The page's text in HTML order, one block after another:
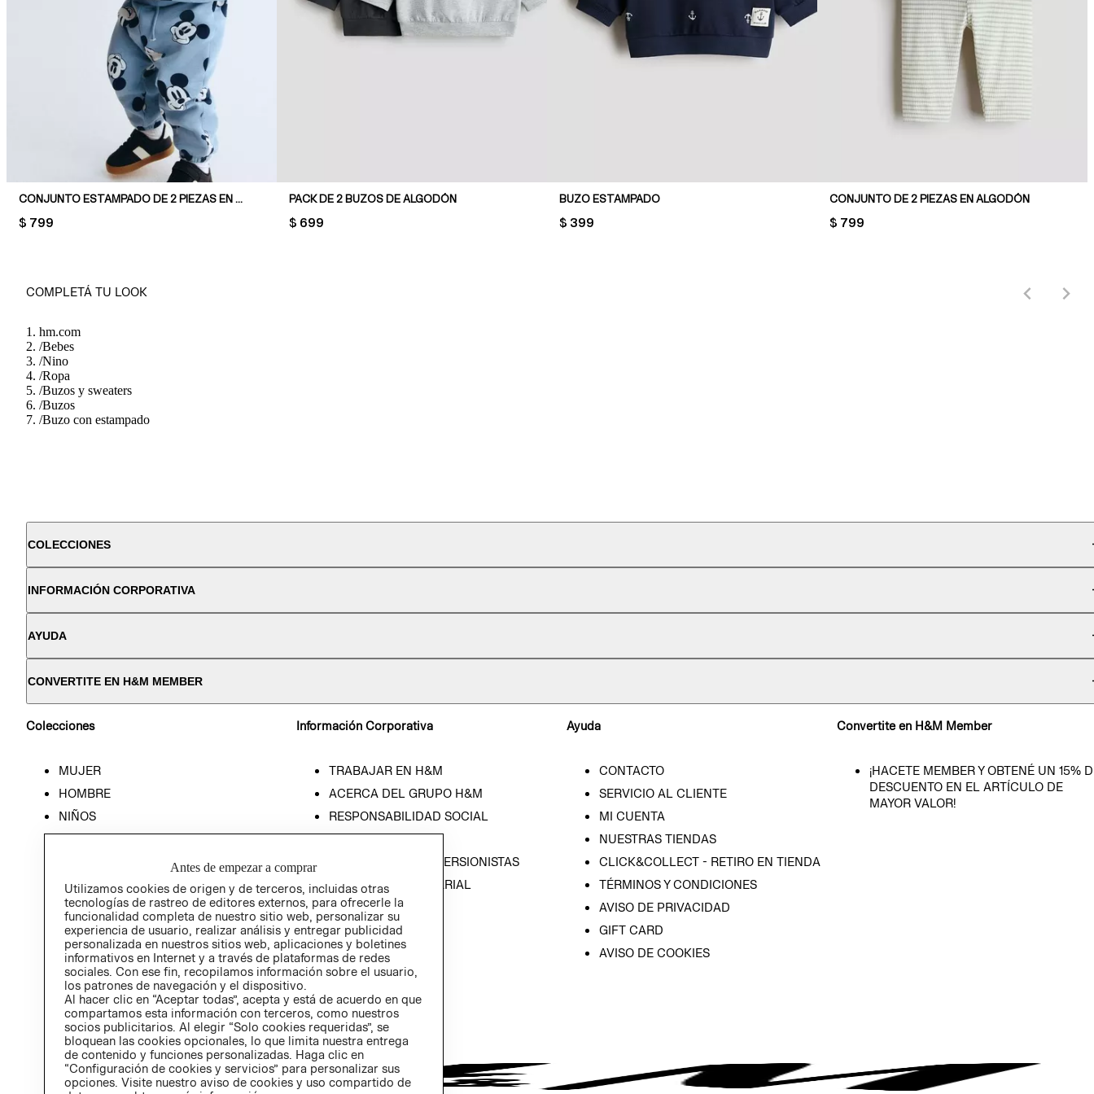
CONJUNTO ESTAMPADO DE 2 PIEZAS EN FELPA
PRICE:
$ 799
PACK DE 2 BUZOS DE ALGODÓN
PRICE:
$ 699
BUZO ESTAMPADO
PRICE:
$ 399
CONJUNTO DE 2 PIEZAS EN ALGODÓN
PRICE:
$ 799
COMPLETÁ TU LOOK
hm.com
/Bebes
/Nino
/Ropa
/Buzos y sweaters
/Buzos
/Buzo con estampado
COLECCIONES
INFORMACIÓN CORPORATIVA
AYUDA
CONVERTITE EN H&M MEMBER
Colecciones
MUJER
HOMBRE
NIÑOS
HOME
Información Corporativa
TRABAJAR EN H&M
ACERCA DEL GRUPO H&M
RESPONSABILIDAD SOCIAL
PRENSA
RELACIÓN CON INVERSIONISTAS
POLÍTICA EMPRESARIAL
Ayuda
CONTACTO
SERVICIO AL CLIENTE
MI CUENTA
NUESTRAS TIENDAS
CLICK&COLLECT - RETIRO EN TIENDA
TÉRMINOS Y CONDICIONES
AVISO DE PRIVACIDAD
GIFT CARD
AVISO DE COOKIES
Convertite en H&M Member
¡HACETE MEMBER Y OBTENÉ UN 15%
DESCUENTO EN EL ARTÍCULO DE
MAYOR VALOR!
Antes de empezar a comprar
Utilizamos cookies de origen y de terceros, incluidas otras
tecnologías de rastreo de editores externos, para ofrecerle la
funcionalidad completa de nuestro sitio web, personalizar su
experiencia de usuario, realizar análisis y entregar publicidad
personalizada en nuestros sitios web, aplicaciones y boletines
informativos en Internet y a través de plataformas de redes
sociales. Con ese fin, recopilamos información sobre el usuario,
los patrones de navegación y el dispositivo.
Al hacer clic en “Aceptar todas”, acepta y está de acuerdo en que
compartamos esta información con terceros, como nuestros
socios publicitarios. Al elegir “Solo cookies requeridas”, se
bloquean las cookies opcionales, lo que limita nuestra entrega
de contenido y funciones personalizadas. Haga clic en
“Configuración de cookies y servicios” para personalizar sus
opciones. Visite nuestro aviso de cookies y uso compartido de